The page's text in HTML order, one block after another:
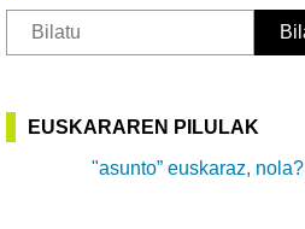
EUSKARAREN PILULAK
"asunto” euskaraz, nola?